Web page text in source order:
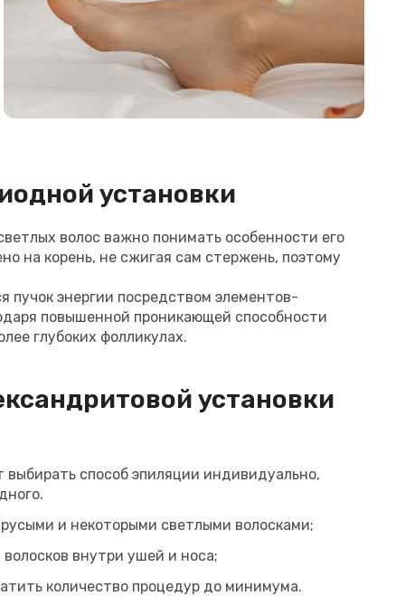
установки
волос важно понимать особенности его
на корень, не сжигая сам стержень, поэтому
пучок энергии посредством элементов-
повышенной проникающей способности
глубоких фолликулах.
установки
способ эпиляции индивидуально,
и некоторыми светлыми волосками;
внутри ушей и носа;
количество процедур до минимума.